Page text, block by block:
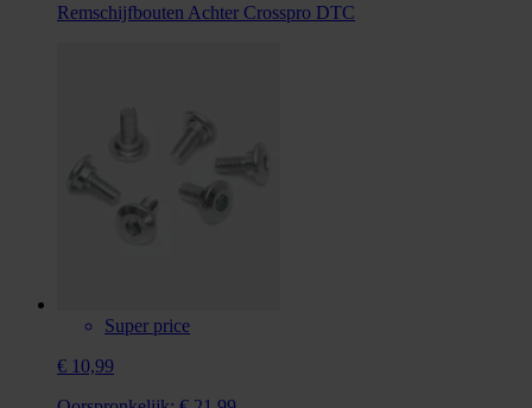
Remschijfbouten Achter Crosspro DTC
Super price
€ 10,99